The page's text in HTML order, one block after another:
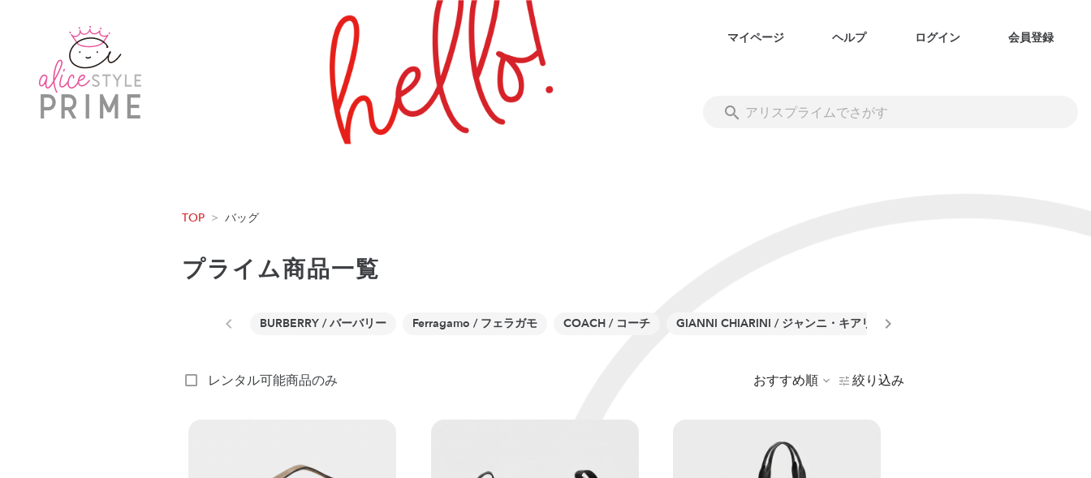
マイページ ヘルプ ログイン 会員登録
TOP > バッグ
プライム商品一覧
BURBERRY / バーバリー Ferragamo / フェラガモ COACH / コーチ GIANNI CHIARINI / ジャンニ・キアリーニ
レンタル可能商品のみ おすすめ順 絞り込み